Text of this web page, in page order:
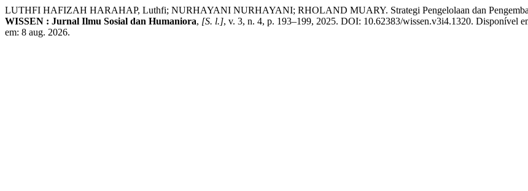
LUTHFI HAFIZAH HARAHAP, Luthfi; NURHAYANI NURHAYANI; RHOLAND MUARY. Strategi Pengelolaan dan
WISSEN : Jurnal Ilmu Sosial dan Humaniora, [S. l.], v. 3, n. 4, p. 193–199, 2025. DOI: 10.62383/wissen.v3i4.1320. Disponível
em: 8 aug. 2026.